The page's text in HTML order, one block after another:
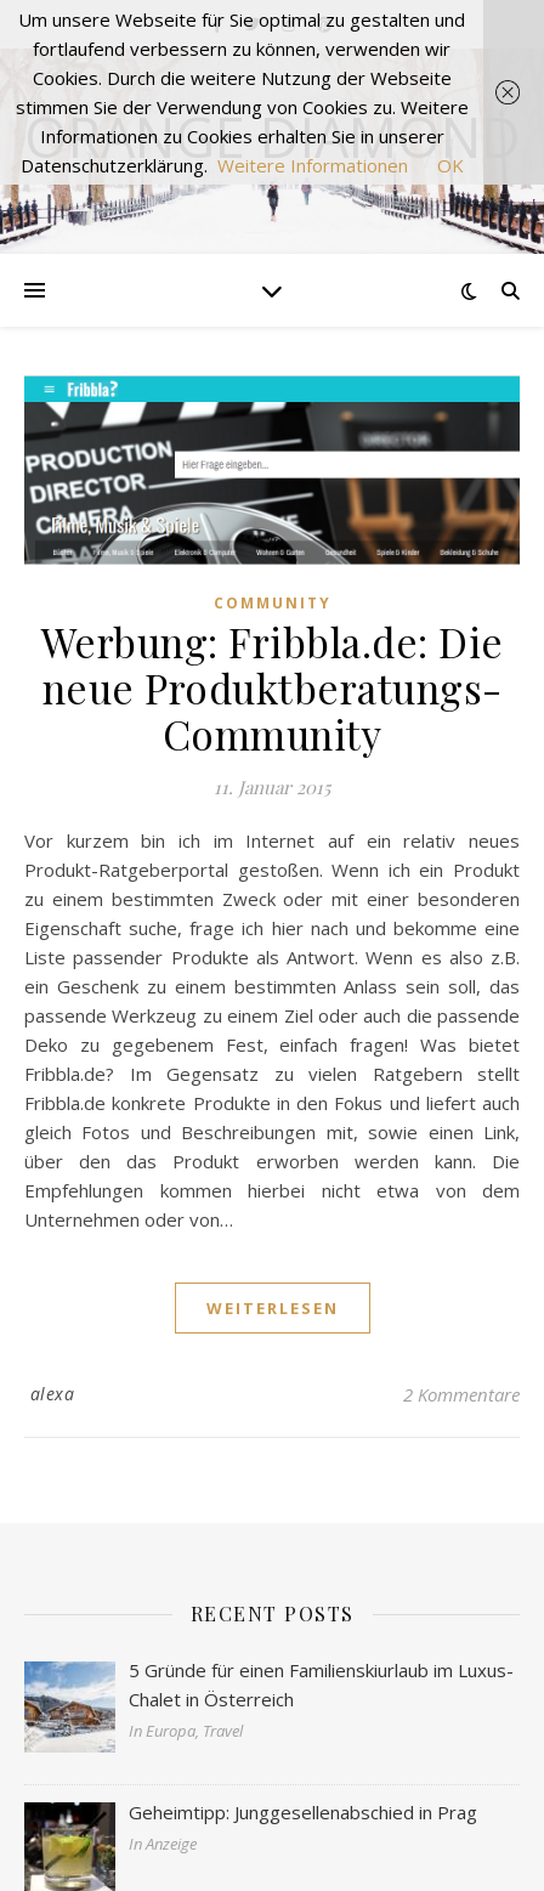
ORANGE DIAMOND
COMMUNITY
Werbung: Fribbla.de: Die
neue Produktberatungs-
Community
11. Januar 2015
Vor kurzem bin ich im Internet auf ein relativ neues
Produkt-Ratgeberportal gestoßen. Wenn ich ein Produkt
zu einem bestimmten Zweck oder mit einer besonderen
Eigenschaft suche, frage ich hier nach und bekomme eine
Liste passender Produkte als Antwort. Wenn es also z.B.
ein Geschenk zu einem bestimmten Anlass sein soll, das
passende Werkzeug zu einem Ziel oder auch die passende
Deko zu gegebenem Fest, einfach fragen! Was bietet
Fribbla.de? Im Gegensatz zu vielen Ratgebern stellt
Fribbla.de konkrete Produkte in den Fokus und liefert auch
gleich Fotos und Beschreibungen mit, sowie einen Link,
über den das Produkt erworben werden kann. Die
Empfehlungen kommen hierbei nicht etwa von dem
Unternehmen oder von…
WEITERLESEN
alexa 2 Kommentare
RECENT POSTS
5 Gründe für einen Familienskiurlaub im Luxus-
Chalet in Österreich
In Europa, Travel
Geheimtipp: Junggesellenabschied in Prag
In Anzeige
Um unsere Webseite für Sie optimal zu gestalten und
fortlaufend verbessern zu können, verwenden wir
Cookies. Durch die weitere Nutzung der Webseite
stimmen Sie der Verwendung von Cookies zu. Weitere
Informationen zu Cookies erhalten Sie in unserer
Datenschutzerklärung. Weitere Informationen OK